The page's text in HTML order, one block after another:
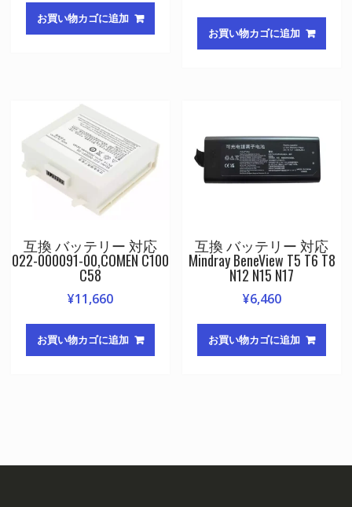
お買い物カゴに追加
お買い物カゴに追加
互換 バッテリー 対応
022-000091-00,COMEN C100
C58
¥11,660
お買い物カゴに追加
互換 バッテリー 対応
Mindray BeneView T5 T6 T8
N12 N15 N17
¥6,460
お買い物カゴに追加